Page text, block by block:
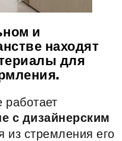
и
находят
для
работает
с дизайнерским
из стремления его